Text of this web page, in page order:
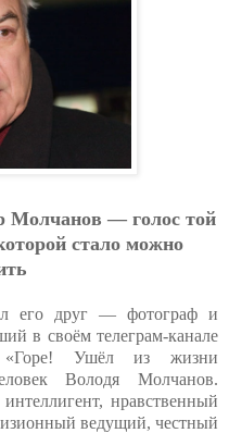
Мoлчaнoв — гoлoc тoй
cтaлo мoжнo
его друг — фотограф и
в своём телеграм-канале
Ушёл из жизни
Володя Молчанов.
нравственный
ведущий, честный